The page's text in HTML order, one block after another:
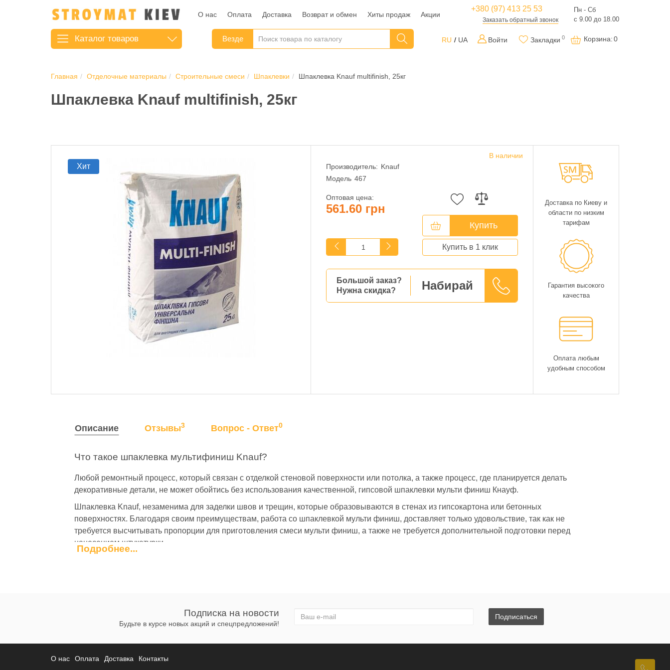
О нас Оплата Доставка Возврат и обмен Хиты продаж Акции
+380 (97) 413 25 53
Заказать обратный звонок
Пн - Сб
с 9.00 до 18.00
Каталог товаров Везде RU UA Войти Закладки 0 Корзина: 0
Главная Отделочные материалы Строительные смеси Шпаклевки Шпаклевка Knauf multifinish, 25кг
Шпаклевка Knauf multifinish, 25кг
Хит Производитель: Knauf
Модель 467
В наличии
Оптовая цена:
561.60 грн
Купить
Купить в 1 клик
Большой заказ?
Нужна скидка?
Набирай
Доставка по Киеву и
области по низким
тарифам
Гарантия высокого
качества
Оплата любым
удобным способом
Описание Отзывы3 Вопрос - Ответ0
Что такое шпаклевка мультифиниш Knauf?
Любой ремонтный процесс, который связан с отделкой стеновой поверхности или потолка, а также процесс, где планируется делать
декоративные детали, не может обойтись без использования качественной, гипсовой шпаклевки мульти финиш Кнауф.
Шпаклевка Knauf, незаменима для заделки швов и трещин, которые образовываются в стенах из гипсокартона или бетонных
поверхностях. Благодаря своим преимуществам, работа со шпаклевкой мульти финиш, доставляет только удовольствие, так как не
требуется высчитывать пропорции для приготовления смеси мульти финиш, а также не требуется дополнительной подготовки перед
нанесением штукатурки.
Прежде чем, приступать к покупке строительного материала фирмы Кнауф мульти финиш, следует подробно ознакомиться с
Преимущества шпаклевки Knauf мульти финиш 25 кг:
Подробнее...
Подписка на новости
Будьте в курсе новых акций и спецпредложений!
Подписаться
О нас Оплата Доставка Контакты